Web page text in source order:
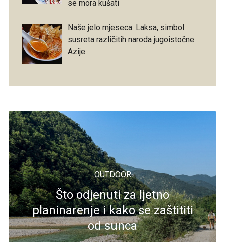
se mora kušati
Naše jelo mjeseca: Laksa, simbol
susreta različitih naroda jugoistočne
Azije
OUTDOOR
Što odjenuti za ljetno
planinarenje i kako se zaštititi
od sunca